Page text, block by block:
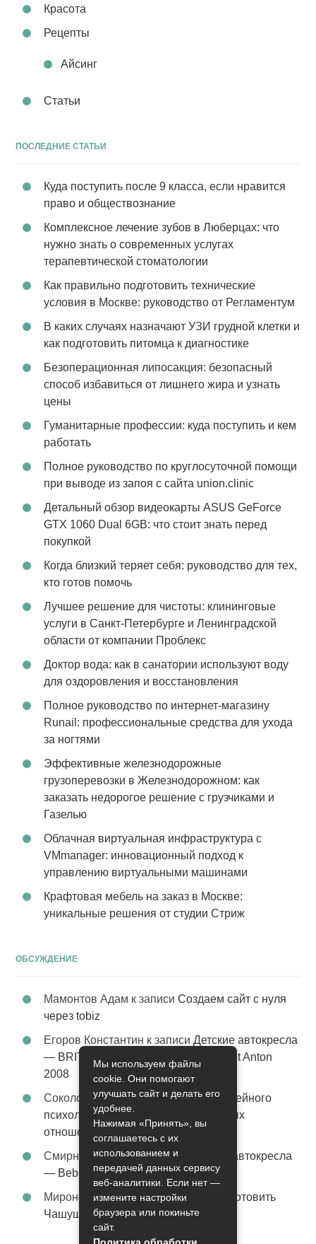
Красота
Рецепты
Айсинг
Статьи
ПОСЛЕДНИЕ СТАТЬИ
Куда поступить после 9 класса, если нравится
право и обществознание
Комплексное лечение зубов в Люберцах: что
нужно знать о современных услугах
терапевтической стоматологии
Как правильно подготовить технические
условия в Москве: руководство от Регламентум
В каких случаях назначают УЗИ грудной клетки и
как подготовить питомца к диагностике
Безоперационная липосакция: безопасный
способ избавиться от лишнего жира и узнать
цены
Гуманитарные профессии: куда поступить и кем
работать
Полное руководство по круглосуточной помощи
при выводе из запоя с сайта union.clinic
Детальный обзор видеокарты ASUS GeForce
GTX 1060 Dual 6GB: что стоит знать перед
покупкой
Когда близкий теряет себя: руководство для тех,
кто готов помочь
Лучшее решение для чистоты: клининговые
услуги в Санкт-Петербурге и Ленинградской
области от компании Проблекс
Доктор вода: как в санатории используют воду
для оздоровления и восстановления
Полное руководство по интернет-магазину
Runail: профессиональные средства для ухода
за ногтями
Эффективные железнодорожные
грузоперевозки в Железнодорожном: как
заказать недорогое решение с грузчиками и
Газелью
Облачная виртуальная инфраструктура с
VMmanager: инновационный подход к
управлению виртуальными машинами
Крафтовая мебель на заказ в Москве:
уникальные решения от студии Стриж
ОБСУЖДЕНИЕ
Мамонтов Адам к записиСоздаем сайт с нуля
через tobiz
Егоров Константин к записиДетские автокресла
— BRITAX Evolva 1-2-3 (1-2-3) цвет St Anton
2008
Соколова Эльзак записиУслуги семейного
психолога – стабильность в семейных
отношениях
Смирнова Грацияк записи
Детские автокресла
— Bebe Confort Moby цвет Orange
Миронов Никифорк записи
Как приготовить
Чашушули
Мы используем файлы
cookie. Они помогают
улучшать сайт и делать его
удобнее.
Нажимая «Принять», вы
соглашаетесь с их
использованием и
передачей данных сервису
веб-аналитики. Если нет —
измените настройки
браузера или покиньте
сайт.